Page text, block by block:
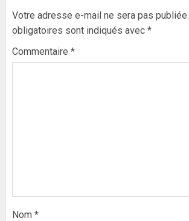
Votre adresse e-mail ne sera pas publiée.
obligatoires sont indiqués avec *
Commentaire *
Nom *